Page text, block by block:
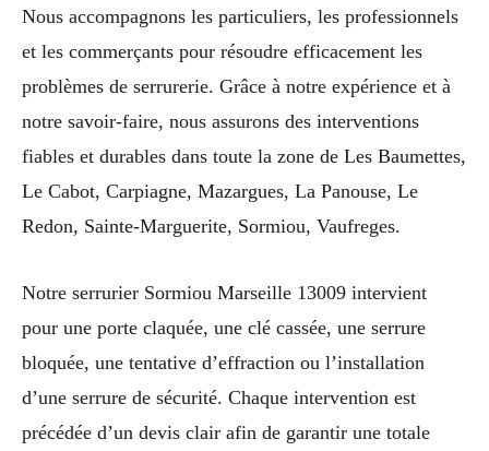
Nous accompagnons les particuliers, les professionnels
et les commerçants pour résoudre efficacement les
problèmes de serrurerie. Grâce à notre expérience et à
notre savoir-faire, nous assurons des interventions
fiables et durables dans toute la zone de Les Baumettes,
Le Cabot, Carpiagne, Mazargues, La Panouse, Le
Redon, Sainte-Marguerite, Sormiou, Vaufreges.
Notre serrurier Sormiou Marseille 13009 intervient
pour une porte claquée, une clé cassée, une serrure
bloquée, une tentative d’effraction ou l’installation
d’une serrure de sécurité. Chaque intervention est
précédée d’un devis clair afin de garantir une totale